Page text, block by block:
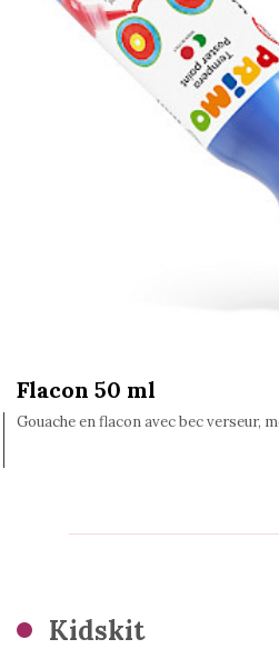
Flacon 50 ml
Gouache en flacon avec bec verseur,
Kidskit